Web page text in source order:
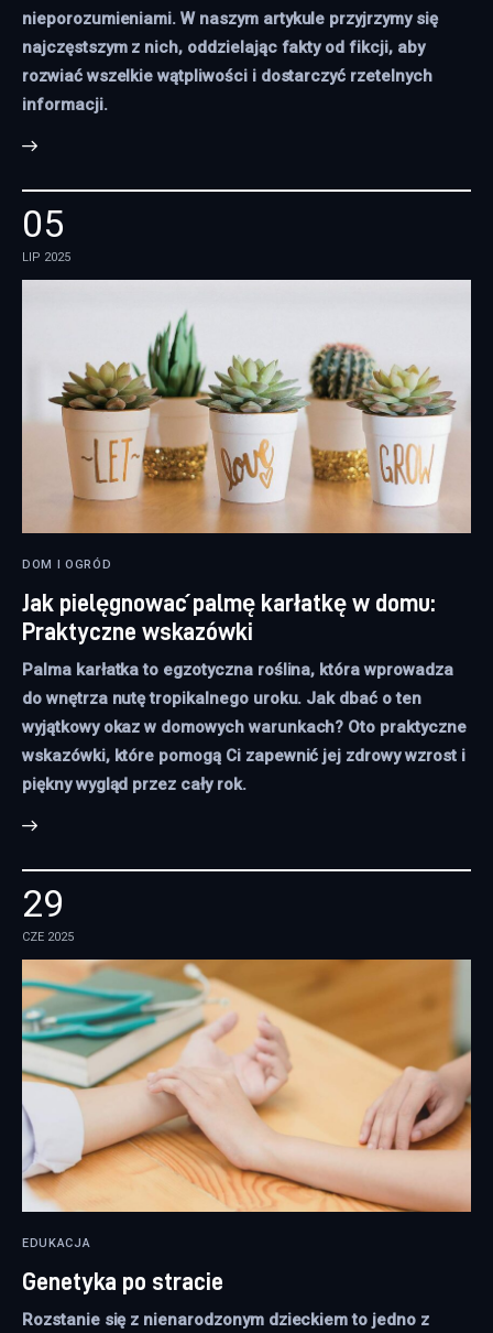
nieporozumieniami. W naszym artykule przyjrzymy się
najczęstszym z nich, oddzielając fakty od fikcji, aby
rozwiać wszelkie wątpliwości i dostarczyć rzetelnych
informacji.
05
LIP 2025
DOM I OGRÓD
Jak pielęgnować palmę karłatkę w domu:
Praktyczne wskazówki
Palma karłatka to egzotyczna roślina, która wprowadza
do wnętrza nutę tropikalnego uroku. Jak dbać o ten
wyjątkowy okaz w domowych warunkach? Oto praktyczne
wskazówki, które pomogą Ci zapewnić jej zdrowy wzrost i
piękny wygląd przez cały rok.
29
CZE 2025
EDUKACJA
Genetyka po stracie
Rozstanie się z nienarodzonym dzieckiem to jedno z